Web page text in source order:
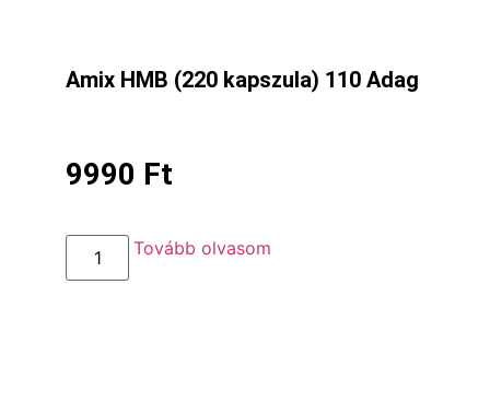
Amix HMB (220 kapszula) 110 Adag
9990 Ft
Tovább olvasom